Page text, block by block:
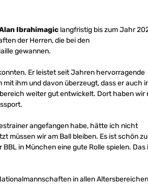
Ibrahimagic langfristig bis zum Jahr
der Herren, die bei den
gewannen.
Er leistet seit Jahren hervorragende
ihm und davon überzeugt, dass er auch
weiter gut entwickelt. Dort haben wir
angefangen habe, hätte ich nicht
müssen wir am Ball bleiben. Es ist schön zu
in München eine gute Rolle spielen. Das
in allen Altersbereichen